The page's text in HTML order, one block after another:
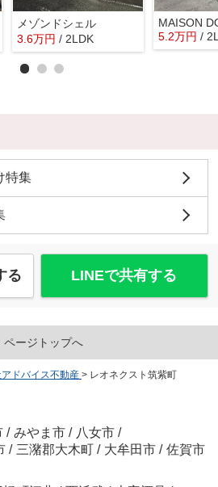
メゾンドシェル
3.6万円 / 2LDK
MAISON
5.2万円 /
特集
る LINEで共有する
ページトップへ
ドバイス不動産 > レオネクスト筑紫町
/ みやま市 / 八女市 /
/ 三潴郡大木町 / 大牟田市 / 佐賀市